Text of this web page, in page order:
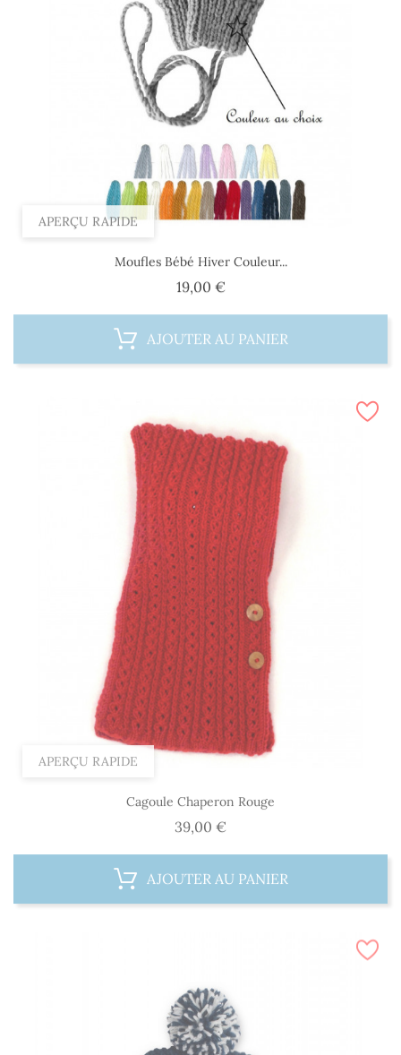
APERÇU RAPIDE
Moufles Bébé Hiver Couleur...
19,00 €Prix
AJOUTER AU PANIER
APERÇU RAPIDE
Cagoule Chaperon Rouge
39,00 €
AJOUTER AU PANIER